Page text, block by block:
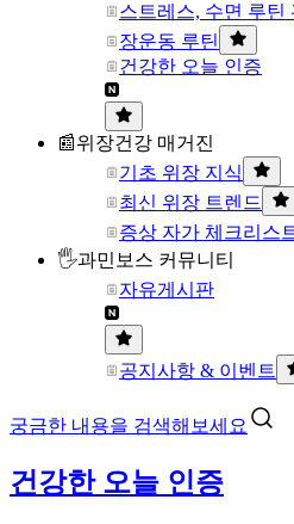
스트레스, 수면 루틴
장운동 루틴
건강한 오늘 인증
📰위장건강 매거진
기초 위장 지식
최신 위장 트렌드
증상 자가 체크리스
🖐과민보스 커뮤니티
자유게시판
공지사항 & 이벤트
궁금한 내용을 검색해보세요
건강한 오늘 인증